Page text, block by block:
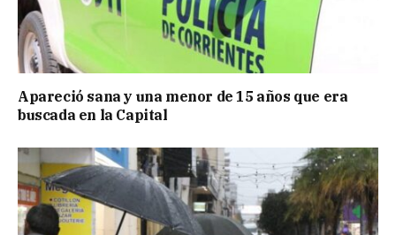
Apareció sana y una menor de 15 años que era
buscada en la Capital